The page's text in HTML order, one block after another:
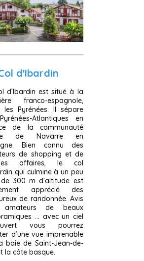
d'Ibardin
d’Ibardin est situé à la
franco-espagnole,
les Pyrénées. Il sépare
Atlantiques en
de la communauté
de Navarre en
Bien connu des
de shopping et de
affaires, le col
qui culmine à un peu
300 m d’altitude est
apprécié des
de randonnée. Avis
amateurs de beaux
… avec un ciel
vous pourrez
d’une vue imprenable
baie de Saint-Jean-de-
la côte basque.